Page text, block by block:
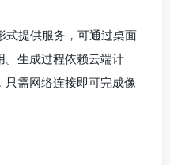
提供服务，可通过桌面
。生成过程依赖云端计
只需网络连接即可完成像